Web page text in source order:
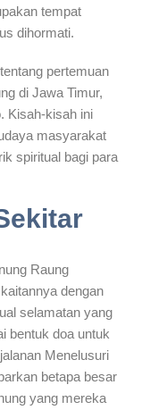
tempat
dihormati.
pertemuan
di Jawa Timur,
Kisah-kisah ini
masyarakat
spiritual bagi para
Raung
dengan
selamatan yang
bentuk doa untuk
Menelusuri
betapa besar
yang mereka